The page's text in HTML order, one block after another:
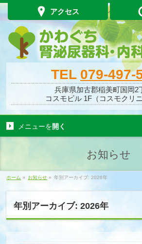
アクセス
TEL 079-497-
兵庫県加古郡稲美町国岡2
コスモビル 1F（コスモクリ
メニューを開く
お知らせ
ホーム » お知らせ » 年別アーカイブ: 2026年
年別アーカイブ: 2026年